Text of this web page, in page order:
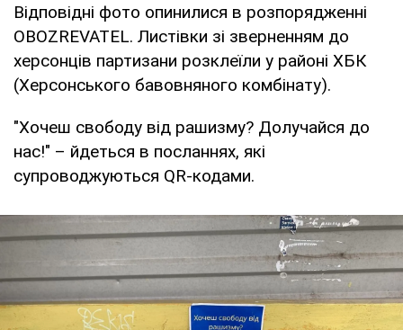
Відповідні фото опинилися в розпорядженні
OBOZREVATEL. Листівки зі зверненням до
херсонців партизани розклеїли у районі ХБК
(Херсонського бавовняного комбінату).
"Хочеш свободу від рашизму? Долучайся до
нас!" – йдеться в посланнях, які
супроводжуються QR-кодами.